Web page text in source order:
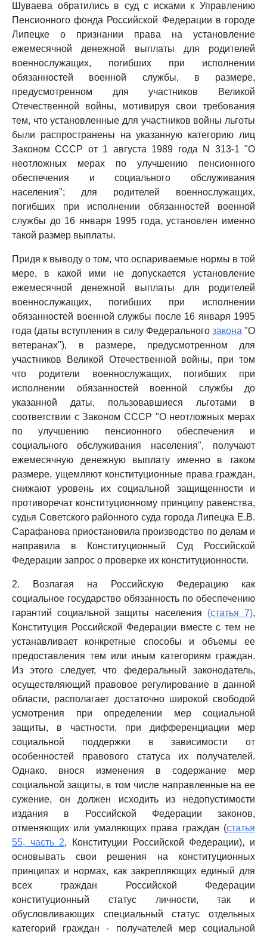
Шуваева обратились в суд с исками к Управлению
Пенсионного фонда Российской Федерации в городе
Липецке о признании права на установление
ежемесячной денежной выплаты для родителей
военнослужащих, погибших при исполнении
обязанностей военной службы, в размере,
предусмотренном для участников Великой
Отечественной войны, мотивируя свои требования
тем, что установленные для участников войны льготы
были распространены на указанную категорию лиц
Законом СССР от 1 августа 1989 года N 313-1 "О
неотложных мерах по улучшению пенсионного
обеспечения и социального обслуживания
населения"; для родителей военнослужащих,
погибших при исполнении обязанностей военной
службы до 16 января 1995 года, установлен именно
такой размер выплаты.
Придя к выводу о том, что оспариваемые нормы в той
мере, в какой ими не допускается установление
ежемесячной денежной выплаты для родителей
военнослужащих, погибших при исполнении
обязанностей военной службы после 16 января 1995
года (даты вступления в силу Федерального закона "О
ветеранах"), в размере, предусмотренном для
участников Великой Отечественной войны, при том
что родители военнослужащих, погибших при
исполнении обязанностей военной службы до
указанной даты, пользовавшиеся льготами в
соответствии с Законом СССР "О неотложных мерах
по улучшению пенсионного обеспечения и
социального обслуживания населения", получают
ежемесячную денежную выплату именно в таком
размере, ущемляют конституционные права граждан,
снижают уровень их социальной защищенности и
противоречат конституционному принципу равенства,
судья Советского районного суда города Липецка Е.В.
Сарафанова приостановила производство по делам и
направила в Конституционный Суд Российской
Федерации запрос о проверке их конституционности.
2. Возлагая на Российскую Федерацию как
социальное государство обязанность по обеспечению
гарантий социальной защиты населения (статья 7),
Конституция Российской Федерации вместе с тем не
устанавливает конкретные способы и объемы ее
предоставления тем или иным категориям граждан.
Из этого следует, что федеральный законодатель,
осуществляющий правовое регулирование в данной
области, располагает достаточно широкой свободой
усмотрения при определении мер социальной
защиты, в частности, при дифференциации мер
социальной поддержки в зависимости от
особенностей правового статуса их получателей.
Однако, внося изменения в содержание мер
социальной защиты, в том числе направленные на ее
сужение, он должен исходить из недопустимости
издания в Российской Федерации законов,
отменяющих или умаляющих права граждан (статья
55, часть 2, Конституции Российской Федерации), и
основывать свои решения на конституционных
принципах и нормах, как закрепляющих единый для
всех граждан Российской Федерации
конституционный статус личности, так и
обусловливающих специальный статус отдельных
категорий граждан - получателей мер социальной